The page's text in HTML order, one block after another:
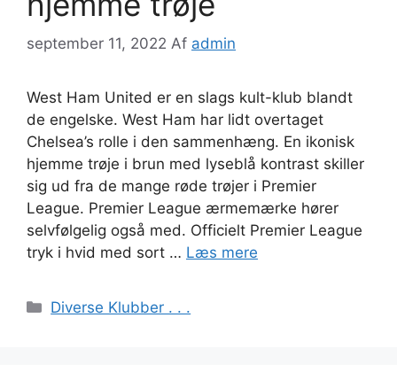
september 11, 2022 Af admin
West Ham United er en slags kult-klub blandt
de engelske. West Ham har lidt overtaget
Chelsea’s rolle i den sammenhæng. En ikonisk
hjemme trøje i brun med lyseblå kontrast skiller
sig ud fra de mange røde trøjer i Premier
League. Premier League ærmemærke hører
selvfølgelig også med. Officielt Premier League
tryk i hvid med sort … Læs mere
Kategorier
Diverse Klubber . . .